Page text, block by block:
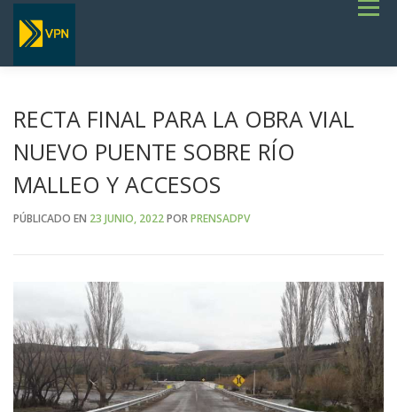
Saltar
contenido
Menú
SERVICIOS
GALERÍA
TERMINOS DE REFERENCIA GENERALES- OBRAS VIALES
RECTA FINAL PARA LA OBRA VIAL
NUEVO PUENTE SOBRE RÍO
MALLEO Y ACCESOS
PÚBLICADO EN 23 JUNIO, 2022PORPRENSADPV